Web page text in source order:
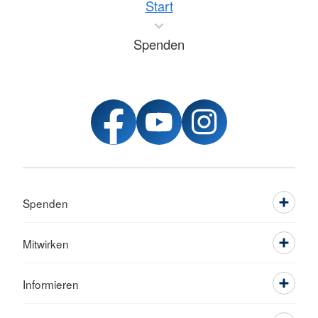
Start
Spenden
Spenden
Mitwirken
Informieren